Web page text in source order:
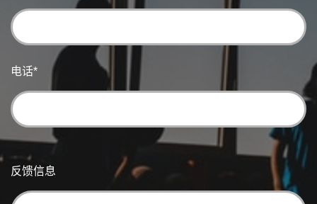
电话*
反馈信息